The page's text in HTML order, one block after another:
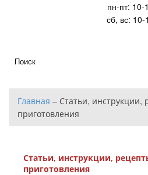
пн-пт: 10-
сб, вс: 10-
Главная – Статьи, инструкции,
приготовления
Статьи, инструкции,
приготовления